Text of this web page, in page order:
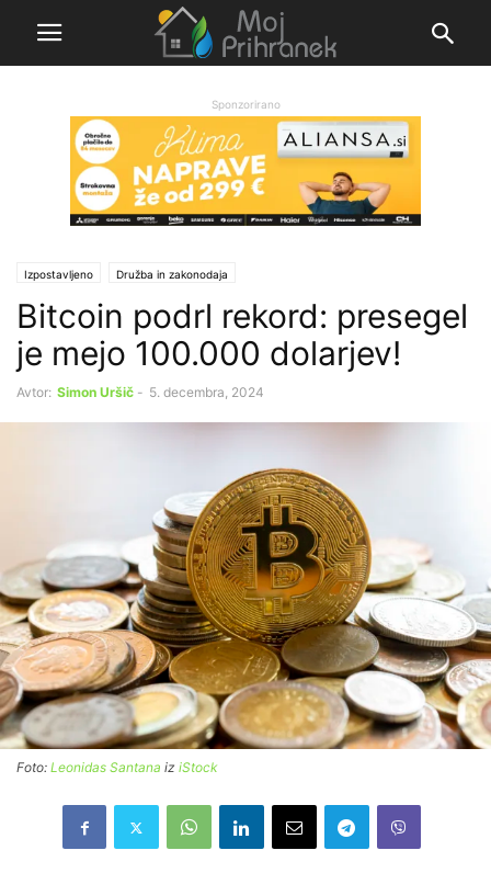
Sponzorirano
Izpostavljeno Družba in zakonodaja
Bitcoin podrl rekord: presegel
je mejo 100.000 dolarjev!
Avtor: Simon Uršič - 5. decembra, 2024
Foto: Leonidas Santana iz iStock